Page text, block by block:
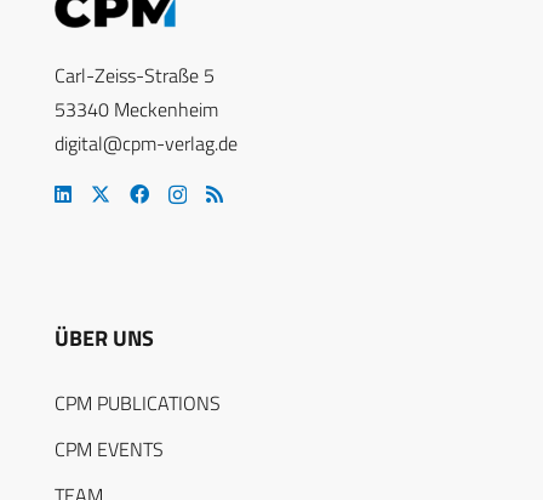
Carl-Zeiss-Straße 5
53340 Meckenheim
digital@cpm-verlag.de
ÜBER UNS
CPM PUBLICATIONS
CPM EVENTS